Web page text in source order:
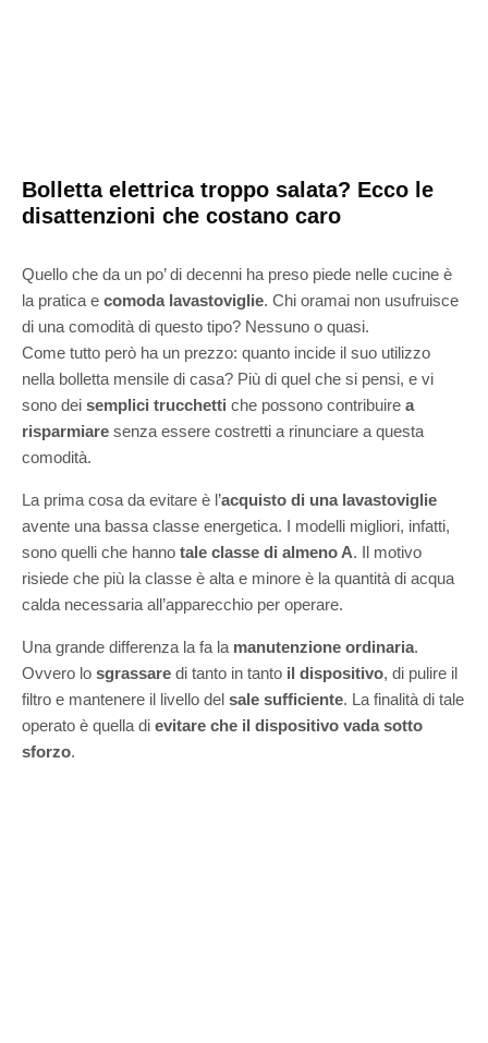
Bolletta elettrica troppo salata? Ecco le
disattenzioni che costano caro
Quello che da un po’ di decenni ha preso piede nelle cucine è
la pratica e comoda lavastoviglie. Chi oramai non usufruisce
di una comodità di questo tipo? Nessuno o quasi.
Come tutto però ha un prezzo: quanto incide il suo utilizzo
nella bolletta mensile di casa? Più di quel che si pensi, e vi
sono dei semplici trucchetti che possono contribuire a
risparmiare senza essere costretti a rinunciare a questa
comodità.
La prima cosa da evitare è l’acquisto di una lavastoviglie
avente una bassa classe energetica. I modelli migliori, infatti,
sono quelli che hanno tale classe di almeno A. Il motivo
risiede che più la classe è alta e minore è la quantità di acqua
calda necessaria all’apparecchio per operare.
Una grande differenza la fa la manutenzione ordinaria.
Ovvero lo sgrassare di tanto in tanto il dispositivo, di pulire il
filtro e mantenere il livello del sale sufficiente. La finalità di tale
operato è quella di evitare che il dispositivo vada sotto
sforzo.